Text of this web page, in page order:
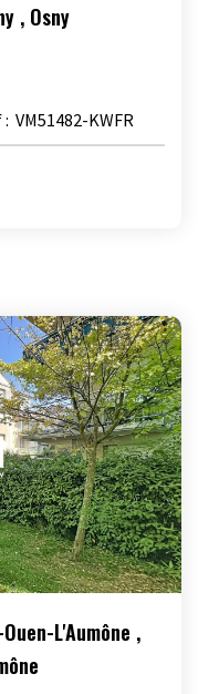
, Osny
: VM51482-KWFR
L'Aumône ,